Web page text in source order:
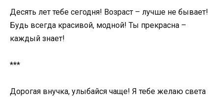
Десять лет тебе сегодня! Возраст – лучше не бывает!
Будь всегда красивой, модной! Ты прекрасна –
каждый знает!
***
Дорогая внучка, улыбайся чаще! Я тебе желаю света